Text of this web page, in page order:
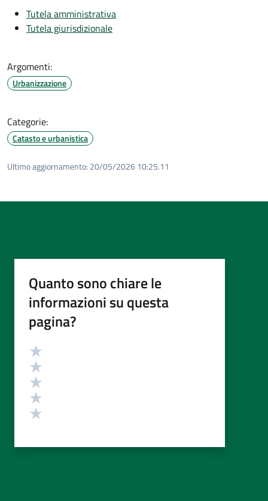
Tutela amministrativa
Tutela giurisdizionale
Argomenti:
Urbanizzazione
Categorie:
Catasto e urbanistica
Ultimo aggiornamento: 20/05/2026 10:25.11
Quanto sono chiare le
informazioni su questa
pagina?
Valutazione